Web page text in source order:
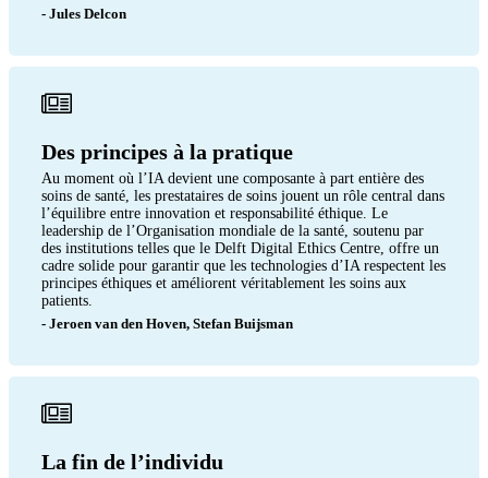
- Jules Delcon
Des principes à la pratique
Au moment où l’IA devient une composante à part entière des
soins de santé, les prestataires de soins jouent un rôle central dans
l’équilibre entre innovation et responsabilité éthique. Le
leadership de l’Organisation mondiale de la santé, soutenu par
des institutions telles que le Delft Digital Ethics Centre, offre un
cadre solide pour garantir que les technologies d’IA respectent les
principes éthiques et améliorent véritablement les soins aux
patients.
- Jeroen van den Hoven, Stefan Buijsman
La fin de l’individu